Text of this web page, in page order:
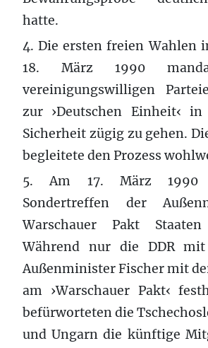
hatte.
4. Die ersten freien Wahlen
18. März 1990
vereinigungswilligen
zur ›Deutschen Einheit‹
Sicherheit zügig zu gehen.
begleitete den Prozess
5. Am 17. März 1990
Sondertreffen der
Warschauer Pakt Staaten
Während nur die DDR
Außenminister Fischer mit
am ›Warschauer Pakt‹
befürworteten die
und Ungarn die künftige